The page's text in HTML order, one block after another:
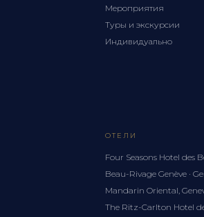
Мероприятия
Туры и экскурсии
Индивидуально
ОТЕЛИ
Four Seasons Hotel des
Beau-Rivage Genève ·
Mandarin Oriental,
The Ritz-Carlton Hotel